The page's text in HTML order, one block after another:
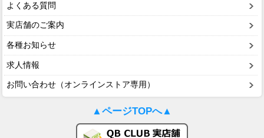
よくある質問
実店舗のご案内
各種お知らせ
求人情報
お問い合わせ（オンラインストア専用）
▲ページTOPへ▲